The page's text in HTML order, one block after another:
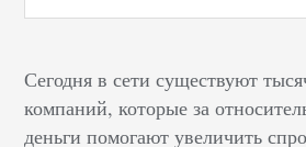
Сегодня в сети существуют
компаний, которые за
деньги помогают увеличить